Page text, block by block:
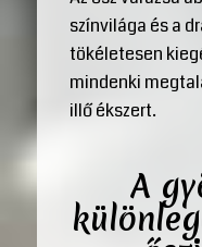
színvilága és a
tökéletesen
mindenki
illő ékszert.
A